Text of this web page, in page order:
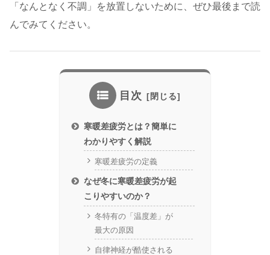
「なんとなく不調」を放置しないために、ぜひ最後まで読
んでみてください。
目次
寒暖差疲労とは？簡単に
わかりやすく解説
寒暖差疲労の定義
なぜ冬に寒暖差疲労が起
こりやすいのか？
冬特有の「温度差」が
最大の原因
自律神経が酷使される